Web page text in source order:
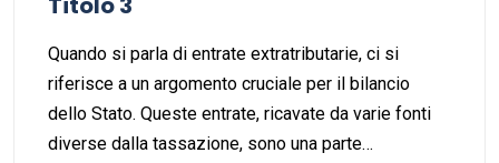
Quando si parla di entrate extratributarie, ci si
riferisce a un argomento cruciale per il bilancio
dello Stato. Queste entrate, ricavate da varie fonti
diverse dalla tassazione, sono una parte…